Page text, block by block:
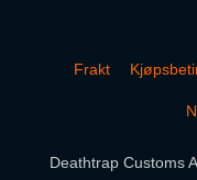
Frakt
Deathtrap Customs